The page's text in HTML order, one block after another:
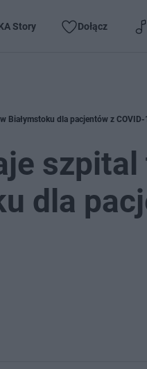
Story Dołącz
Białymstoku dla pacjentów z COVID-
dla